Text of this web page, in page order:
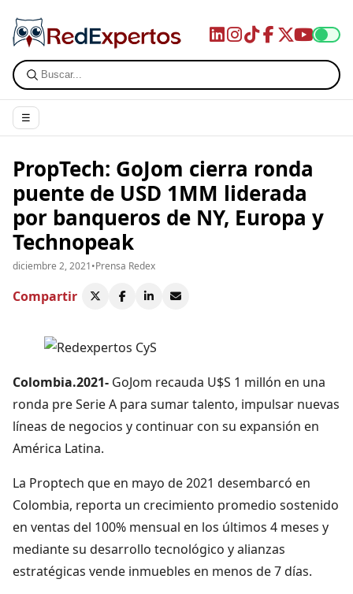
☰
PropTech: GoJom cierra ronda
puente de USD 1MM liderada
por banqueros de NY, Europa y
Technopeak
diciembre 2, 2021•Prensa Redex
Compartir
Colombia.2021- GoJom recauda U$S 1 millón en una
ronda pre Serie A para sumar talento, impulsar nuevas
líneas de negocios y continuar con su expansión en
América Latina.
La Proptech que en mayo de 2021 desembarcó en
Colombia, reporta un crecimiento promedio sostenido
en ventas del 100% mensual en los últimos 4 meses y
mediante su desarrollo tecnológico y alianzas
estratégicas vende inmuebles en menos de 7 días.